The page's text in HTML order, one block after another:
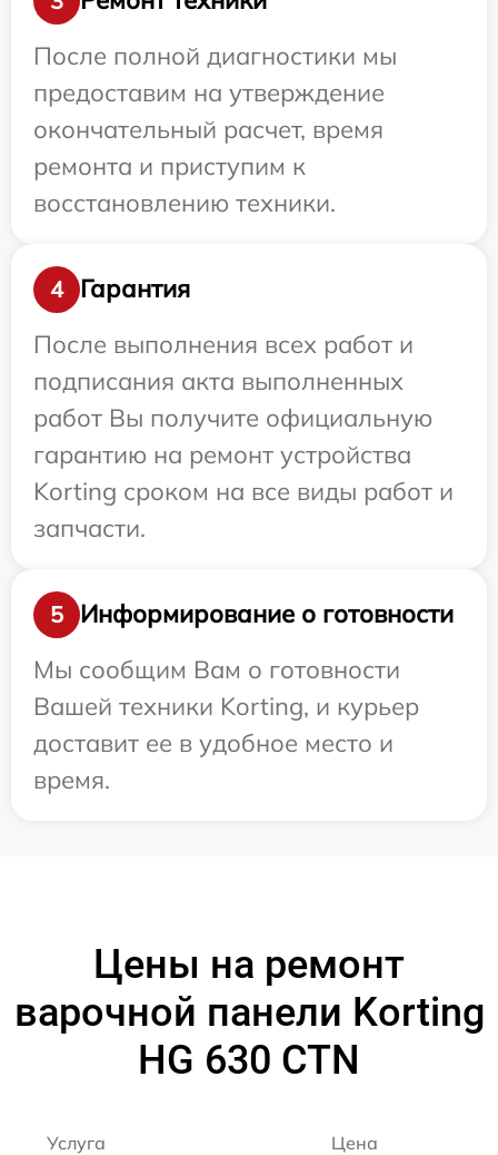
После полной диагностики мы
предоставим на утверждение
окончательный расчет, время
ремонта и приступим к
восстановлению техники.
4
Гарантия
После выполнения всех работ и
подписания акта выполненных
работ Вы получите официальную
гарантию на ремонт устройства
Korting сроком на все виды работ и
запчасти.
5
Информирование о готовности
Мы сообщим Вам о готовности
Вашей техники Korting, и курьер
доставит ее в удобное место и
время.
Цены на ремонт
варочной панели Korting
HG 630 CTN
Услуга Цена